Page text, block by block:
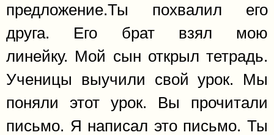
предложение.Ты похвалил его
друга. Его брат взял мою
линейку. Мой сын открыл тетрадь.
Ученицы выучили свой урок. Мы
поняли этот урок. Вы прочитали
письмо. Я написал это письмо. Ты